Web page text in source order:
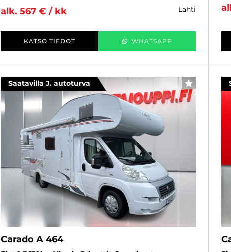
alk. 567 € / kk
lahti
KATSO TIEDOT WHATSAPP
Saatavilla J. autoturva SUOSIKKI
Carado A 464